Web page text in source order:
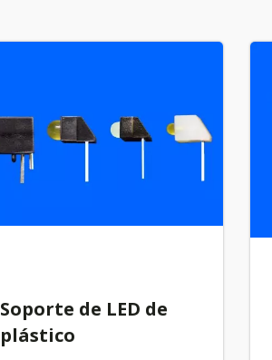
Soporte de LED de
plástico